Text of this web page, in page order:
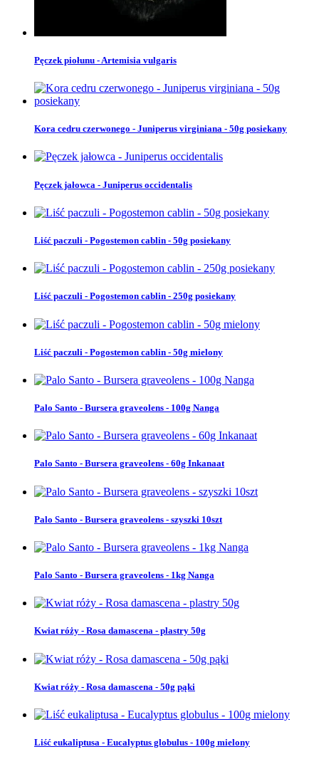
Pęczek piołunu - Artemisia vulgaris
Kora cedru czerwonego - Juniperus virginiana - 50g posiekany
Pęczek jałowca - Juniperus occidentalis
Liść paczuli - Pogostemon cablin - 50g posiekany
Liść paczuli - Pogostemon cablin - 250g posiekany
Liść paczuli - Pogostemon cablin - 50g mielony
Palo Santo - Bursera graveolens - 100g Nanga
Palo Santo - Bursera graveolens - 60g Inkanaat
Palo Santo - Bursera graveolens - szyszki 10szt
Palo Santo - Bursera graveolens - 1kg Nanga
Kwiat róży - Rosa damascena - plastry 50g
Kwiat róży - Rosa damascena - 50g pąki
Liść eukaliptusa - Eucalyptus globulus - 100g mielony